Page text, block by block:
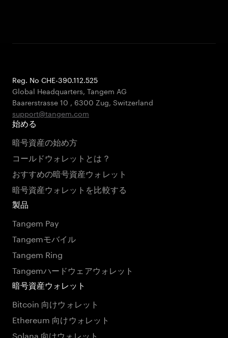
Reg. No CHE-390.112.525
Global Headquarters, Tangem AG
Baarerstrasse 10 , 6300 Zug, Switzerland
support@tangem.com
始める
暗号資産の始め方
コールドウォレットとは？
おすすめの暗号資産ウォレット
暗号資産ウォレットを比較する
製品
Tangem Pay
Tangemモバイル
Tangem Ring
Tangemハードウェアウォレット
暗号資産ウォレット
Bitcoin 向けウォレット
Ethereum 向けウォレット
Solana 向けウォレット